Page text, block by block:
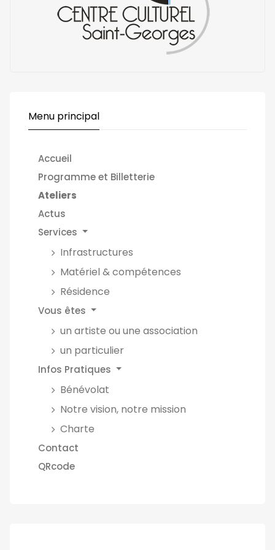
Menu principal
Accueil
Programme et Billetterie
Ateliers
Actus
Services
Infrastructures
Matériel & compétences
Résidence
Vous êtes
un artiste ou une association
un particulier
Infos Pratiques
Bénévolat
Notre vision, notre mission
Charte
Contact
QRcode